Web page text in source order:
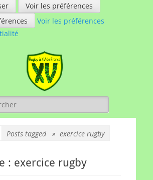
Voir les préférences
Voir les préférences
Rugby à XV de
:
Posts tagged » exercice rugby
: exercice rugby